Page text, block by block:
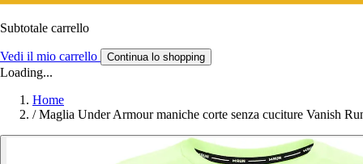
Subtotale carrello
Vedi il mio carrello Continua lo shopping
Loading...
Home
/ Maglia Under Armour maniche corte senza cuciture Vanish